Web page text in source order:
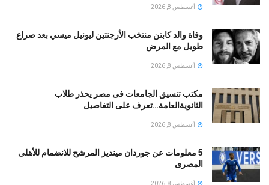
أغسطس 8, 2026
وفاة والد كابتن منتخب الأرجنتين ليونيل ميسي بعد صراع
طويل مع المرض
أغسطس 8, 2026
مكتب تنسيق الجامعات فى مصر يحذر طلاب
الثانويةالعامة…تعرف على التفاصيل
أغسطس 8, 2026
5 معلومات عن جوردان مينديز المرشح للانضمام للأهلى
المصرى